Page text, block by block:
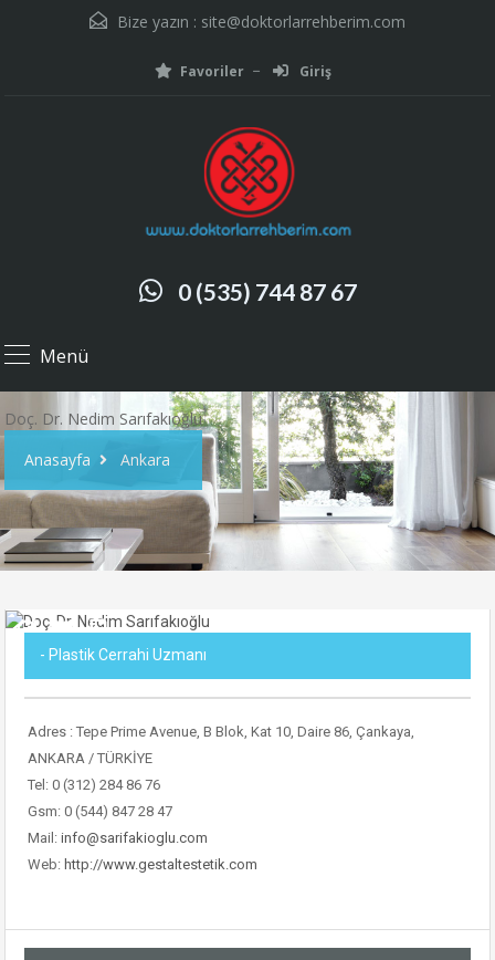
Bize yazın : site@doktorlarrehberim.com
Favoriler Giriş
0 (535) 744 87 67
Menü
Doç. Dr. Nedim Sarıfakıoğlu
Anasayfa
Ankara
- Plastik Cerrahi Uzmanı
Adres : Tepe Prime Avenue, B Blok, Kat 10, Daire 86, Çankaya,
ANKARA / TÜRKİYE
Tel: 0 (312) 284 86 76
Gsm: 0 (544) 847 28 47
Mail: info@sarifakioglu.com
Web: http://www.gestaltestetik.com